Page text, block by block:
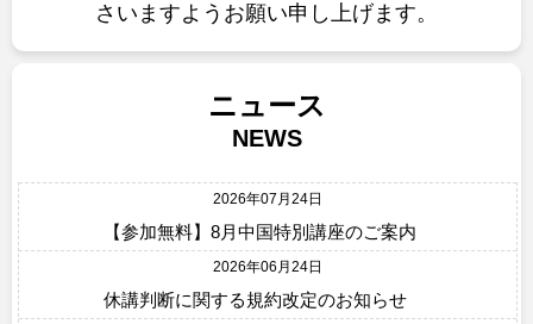
さいますようお願い申し上げます。
ニュース
NEWS
2026年07月24日
【参加無料】8月中国特別講座のご案内
2026年06月24日
休講判断に関する規約改定のお知らせ